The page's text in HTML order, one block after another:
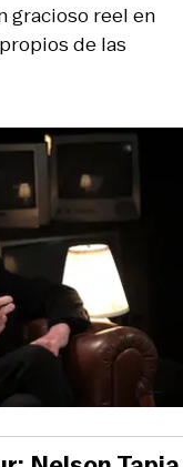
gracioso reel en
de las